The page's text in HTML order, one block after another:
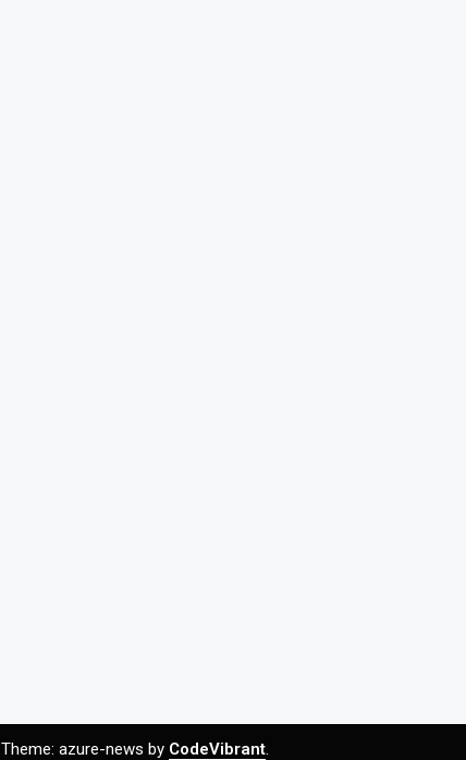
Theme: azure-news by CodeVibrant.